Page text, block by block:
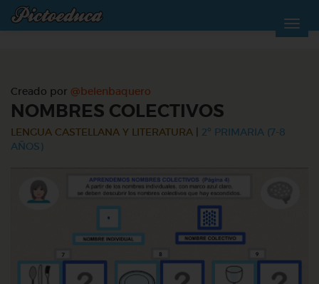
Creado por @belenbaquero
NOMBRES COLECTIVOS
LENGUA CASTELLANA Y LITERATURA
2º PRIMARIA (7-8
AÑOS)